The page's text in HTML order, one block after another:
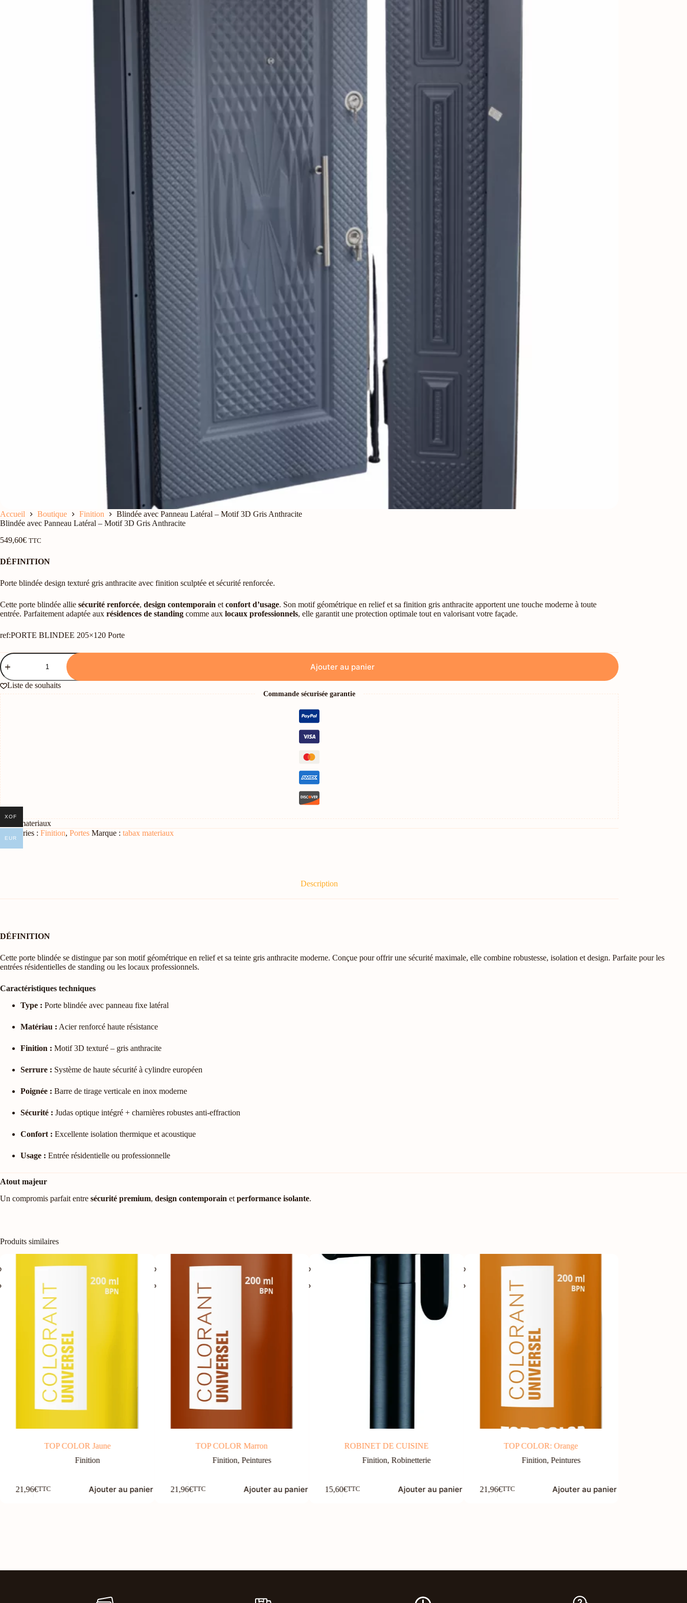
Accueil Boutique Finition
Blindée avec Panneau Latéral – Motif 3D Gris Anthracite
Blindée avec Panneau Latéral – Motif 3D Gris Anthracite
549,60€ TTC
DÉFINITION
Porte blindée design texturé gris anthracite avec finition sculptée et sécurité renforcée.
Cette porte blindée allie sécurité renforcée, design contemporain et confort d’usage. Son motif géométrique en relief et sa finition gris anthracite apportent une touche moderne à toute
entrée. Parfaitement adaptée aux résidences de standing comme aux locaux professionnels, elle garantit une protection optimale tout en valorisant votre façade.
ref:PORTE BLINDEE 205×120 Porte
quantité
de
Blindée
avec
Panneau
Latéral
–
Motif
3D
Gris
Anthracite
Ajouter au panier
Liste de souhaits
Commande sécurisée garantie
tabax materiaux
Catégories : Finition, Portes Marque : tabax materiaux
Description
DÉFINITION
Cette porte blindée se distingue par son motif géométrique en relief et sa teinte gris anthracite moderne. Conçue pour offrir une sécurité maximale, elle combine robustesse, isolation et design. Parfaite pour les
entrées résidentielles de standing ou les locaux professionnels.
Caractéristiques techniques
Type : Porte blindée avec panneau fixe latéral
Matériau : Acier renforcé haute résistance
Finition : Motif 3D texturé – gris anthracite
Serrure : Système de haute sécurité à cylindre européen
Poignée : Barre de tirage verticale en inox moderne
Sécurité : Judas optique intégré + charnières robustes anti-effraction
Confort : Excellente isolation thermique et acoustique
Usage : Entrée résidentielle ou professionnelle
Atout majeur
Un compromis parfait entre sécurité premium, design contemporain et performance isolante.
Produits similaires
TOP COLOR Jaune
Finition
21,96€TTC Ajouter au panier
TOP COLOR Marron
Finition,Peintures
21,96€TTC Ajouter au panier
ROBINET DE CUISINE
Finition, Robinetterie
15,60€TTC Ajouter au panier
TOP COLOR: Orange
Finition, Peintures
21,96€TTC Ajouter au panier
XOF
EUR